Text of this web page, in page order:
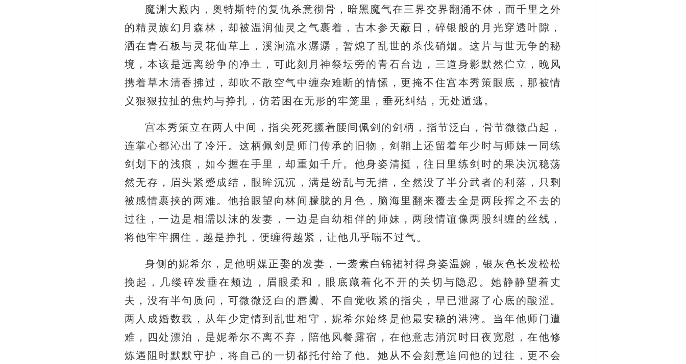
魔渊大殿内，奥特斯特的复仇杀意彻骨，暗黑魔气在三界交界翻涌不休，而千里之外
的精灵族幻月森林，却被温润仙灵之气裹着，古木参天蔽日，碎银般的月光穿透叶隙，
洒在青石板与灵花仙草上，溪涧流水潺潺，暂熄了乱世的杀伐硝烟。这片与世无争的秘
境，本该是远离纷争的净土，可此刻月神祭坛旁的青石台边，三道身影默然伫立，晚风
携着草木清香拂过，却吹不散空气中缠杂难断的情愫，更掩不住宫本秀策眼底，那被情
义狠狠拉扯的焦灼与挣扎，仿若困在无形的牢笼里，垂死纠结，无处遁逃。
宫本秀策立在两人中间，指尖死死攥着腰间佩剑的剑柄，指节泛白，骨节微微凸起，
连掌心都沁出了冷汗。这柄佩剑是师门传承的旧物，剑鞘上还留着年少时与师妹一同练
剑划下的浅痕，如今握在手里，却重如千斤。他身姿清挺，往日里练剑时的果决沉稳荡
然无存，眉头紧蹙成结，眼眸沉沉，满是纷乱与无措，全然没了半分武者的利落，只剩
被感情裹挟的两难。他抬眼望向林间朦胧的月色，脑海里翻来覆去全是两段挥之不去的
过往，一边是相濡以沫的发妻，一边是自幼相伴的师妹，两段情谊像两股纠缠的丝线，
将他牢牢捆住，越是挣扎，便缠得越紧，让他几乎喘不过气。
身侧的妮希尔，是他明媒正娶的发妻，一袭素白锦裙衬得身姿温婉，银灰色长发松松
挽起，几缕碎发垂在颊边，眉眼柔和，眼底藏着化不开的关切与隐忍。她静静望着丈
夫，没有半句质问，可微微泛白的唇瓣、不自觉收紧的指尖，早已泄露了心底的酸涩。
两人成婚数载，从年少定情到乱世相守，妮希尔始终是他最安稳的港湾。当年他师门遭
难，四处漂泊，是妮希尔不离不弃，陪他风餐露宿，在他意志消沉时日夜宽慰，在他修
炼遇阻时默默守护，将自己的一切都托付给了他。她从不会刻意追问他的过往，更不会